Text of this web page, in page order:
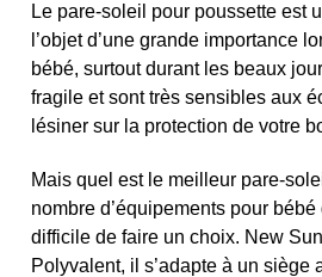
Le pare-soleil pour poussette est
l’objet d’une grande importance
bébé, surtout durant les beaux
fragile et sont très sensibles aux
lésiner sur la protection de votre
Mais quel est le meilleur pare-
nombre d’équipements pour
difficile de faire un choix. New
Polyvalent, il s’adapte à un siège